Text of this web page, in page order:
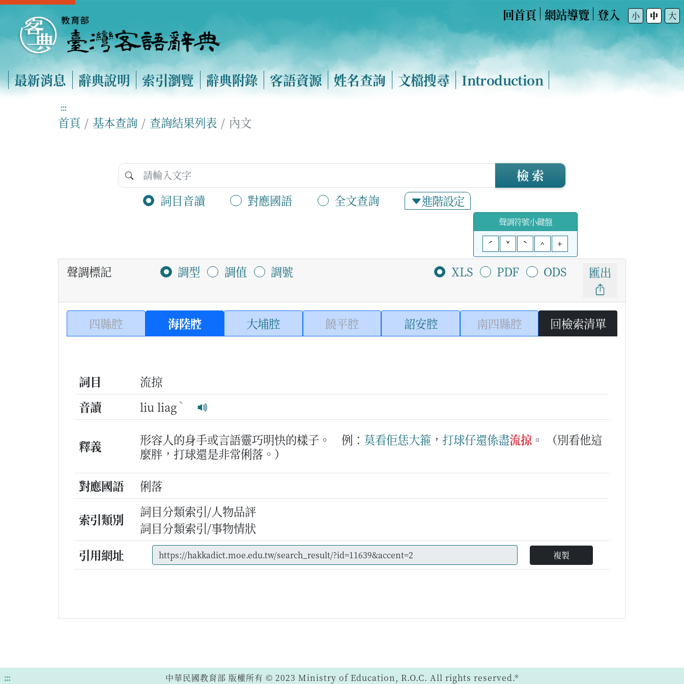
回首頁 網站導覽 登入 小 中 大
最新消息 辭典說明 索引瀏覽 辭典附錄 客語資源 姓名查詢 文檔搜尋 Introduction
:::
首頁 基本查詢 查詢結果列表 內文
詞目音讀 對應國語 全文查詢 進階設定
檢 索
聲調符號小鍵盤
ˊ
ˇ ˋ ^ +
聲調標記 調型 調值 調號 XLS PDF ODS 匯出
四縣腔 海陸腔 大埔腔 饒平腔 詔安腔 南四縣腔 回檢索清單
詞目
流掠
音讀
liu liag ˋ
釋義 形容人的身手或言語靈巧明快的樣子。 例： 莫看佢恁大箍 ， 打球仔還係盡流掠 。
（別看他這
麼胖，打球還是非常俐落。）
對應國語
俐落
索引類別
詞目分類索引/人物品評
詞目分類索引/事物情狀
引用網址
複製
::: 中華民國教育部 版權所有 © 2023 Ministry of Education, R.O.C. All rights reserved.®